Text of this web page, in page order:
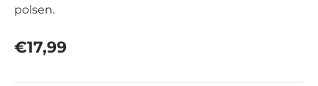
polsen.
Reguliere prijs
€17,99